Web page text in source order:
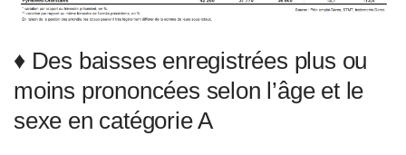
♦ Des baisses enregistrées plus ou
moins prononcées selon l’âge et le
sexe en catégorie A